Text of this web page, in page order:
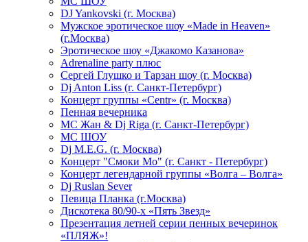
DJ Yankovski (г. Москва)
Мужское эротическое шоу «Made in Heaven»
(г.Москва)
Эротическое шоу «Джакомо Казанова»
Adrenaline party плюс
Сергей Глушко и Тарзан шоу (г. Москва)
Dj Anton Liss (г. Санкт-Петербург)
Концерт группы «Centr» (г. Москва)
Пенная вечерника
МС Жан & Dj Riga (г. Санкт-Петербург)
МС ШОУ
Dj M.E.G. (г. Москва)
Концерт "Смоки Мо" (г. Санкт - Петербург)
Концерт легендарной группы «Волга – Волга»
Dj Ruslan Sever
Певица Планка (г.Москва)
Дискотека 80/90-х «Пять Звезд»
Презентация летней серии пенных вечеринок
«ПЛЯЖ»!